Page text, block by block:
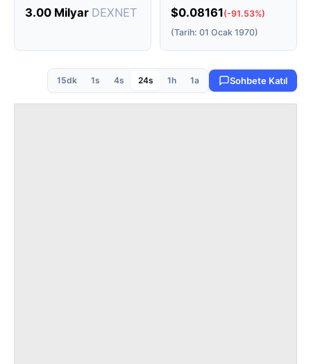
3.00 Milyar DEXNET $0.08161(-91.53%)
(Tarih: 01 Ocak 1970)
15dk 1s 4s 24s 1h 1a Sohbete Katıl